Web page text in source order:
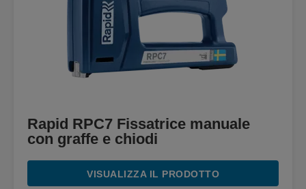
Rapid RPC7 Fissatrice manuale
con graffe e chiodi
VISUALIZZA IL PRODOTTO